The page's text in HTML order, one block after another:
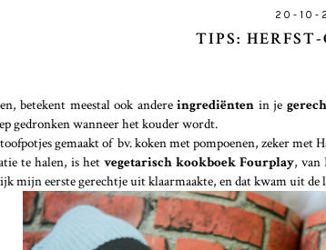
20-10-
TIPS:
betekent meestal ook andere ingrediënten in je
gedronken wanneer het kouder wordt.
gemaakt of bv. koken met pompoenen, zeker met
te halen, is hetvegetarisch kookboek Fourplay, van
mijn eerste gerechtje uit klaarmaakte, en dat kwam uit de